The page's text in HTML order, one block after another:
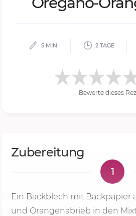
5 MIN. 2 TAGE
Bewerte dieses
Zubereitung
1
Ein Backblech mit Backpapier
und Orangenabrieb in den